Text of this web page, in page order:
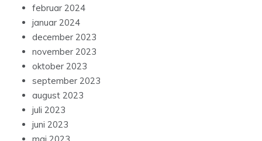
februar 2024
januar 2024
december 2023
november 2023
oktober 2023
september 2023
august 2023
juli 2023
juni 2023